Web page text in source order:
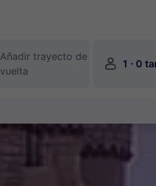
Añadir trayecto de
vuelta
󱍂 1 · 0